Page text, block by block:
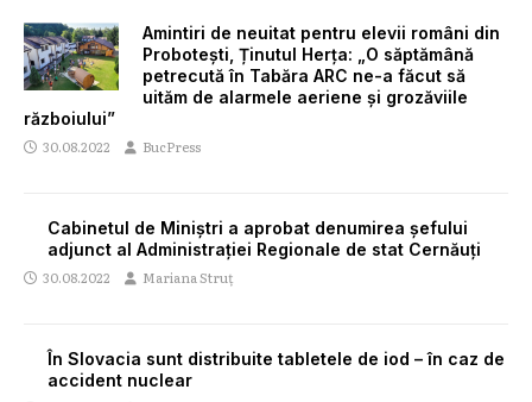
Amintiri de neuitat pentru elevii români din
Probotești, Ținutul Herța: „O săptămână
petrecută în Tabăra ARC ne-a făcut să
uităm de alarmele aeriene și grozăviile
războiului”
30.08.2022 BucPress
Cabinetul de Miniștri a aprobat denumirea șefului
adjunct al Administrației Regionale de stat Cernăuți
30.08.2022 Mariana Struț
În Slovacia sunt distribuite tabletele de iod – în caz de
accident nuclear